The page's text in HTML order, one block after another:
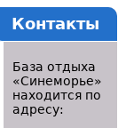
Контакты
База отдыха
«Синеморье»
находится по
адресу: